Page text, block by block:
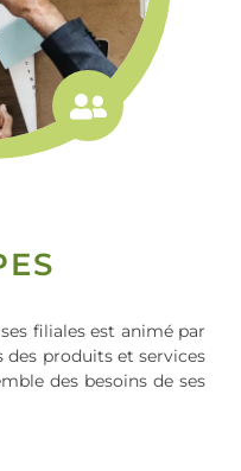
filiales est animé par
produits et services
des besoins de ses